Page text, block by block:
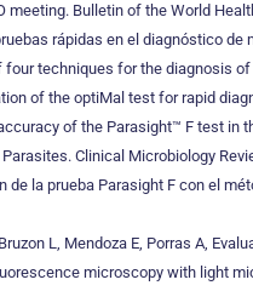
Bulletin of the World
rápidas en el diagnóstico de
four techniques for the diagnosis
of the optiMal test for rapid
of the Parasight™ F test
Clinical Microbiology
de la prueba Parasight F con el
L, Mendoza E, Porras A,
microscopy with light